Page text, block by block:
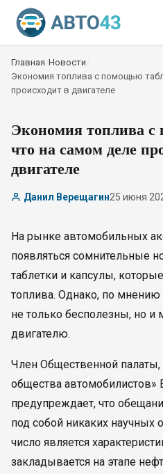
Главная Новости
Экономия топлива с помощью
происходит в двигателе
Экономия топлива
что на самом деле
двигателе
Данил Верещагин25 июня
На рынке автомобильных
появляться сомнительные
таблетки и капсулы,
топлива. Однако, по мнению
не только бесполезны, но и
двигателю.
Член Общественной палаты,
общества автомобилистов»
предупреждает, что
под собой никаких научных
число является
закладывается на этапе